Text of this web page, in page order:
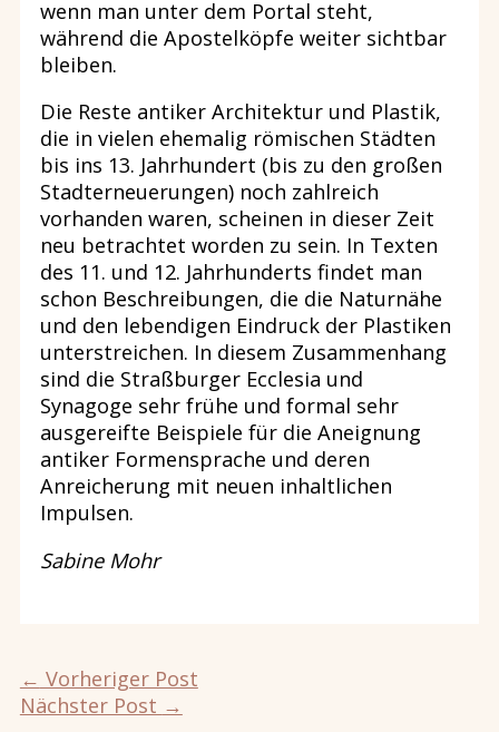
wenn man unter dem Portal steht,
während die Apostelköpfe weiter sichtbar
bleiben.
Die Reste antiker Architektur und Plastik,
die in vielen ehemalig römischen Städten
bis ins 13. Jahrhundert (bis zu den großen
Stadterneuerungen) noch zahlreich
vorhanden waren, scheinen in dieser Zeit
neu betrachtet worden zu sein. In Texten
des 11. und 12. Jahrhunderts findet man
schon Beschreibungen, die die Naturnähe
und den lebendigen Eindruck der Plastiken
unterstreichen. In diesem Zusammenhang
sind die Straßburger Ecclesia und
Synagoge sehr frühe und formal sehr
ausgereifte Beispiele für die Aneignung
antiker Formensprache und deren
Anreicherung mit neuen inhaltlichen
Impulsen.
Sabine Mohr
← Vorheriger Post
Nächster Post →